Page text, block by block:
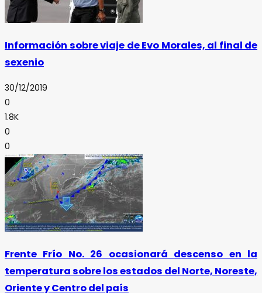
Información sobre viaje de Evo Morales, al final de
sexenio
30/12/2019
0
1.8K
0
0
Frente Frío No. 26 ocasionará descenso en la
temperatura sobre los estados del Norte, Noreste,
Oriente y Centro del país